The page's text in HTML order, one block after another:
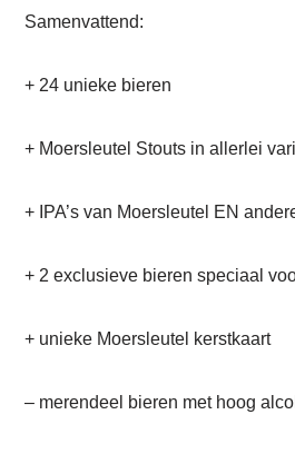
Samenvattend:
+ 24 unieke bieren
+ Moersleutel Stouts in allerlei
+ IPA’s van Moersleutel EN
+ 2 exclusieve bieren speciaal
+ unieke Moersleutel kerstkaart
– merendeel bieren met hoog